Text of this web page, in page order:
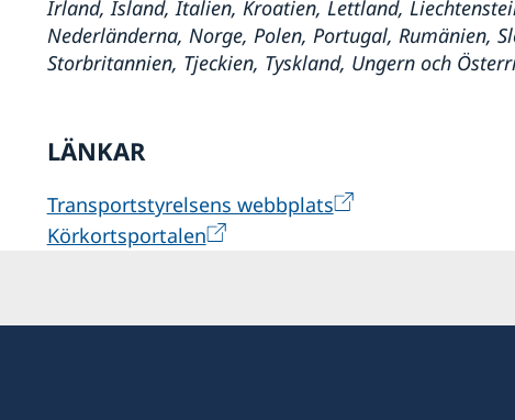
Irland, Island, Italien, Kroatien, Lettland,
Nederländerna, Norge, Polen, Portugal, Rumänien,
Storbritannien, Tjeckien, Tyskland, Ungern och
LÄNKAR
Transportstyrelsens webbplats
Körkortsportalen